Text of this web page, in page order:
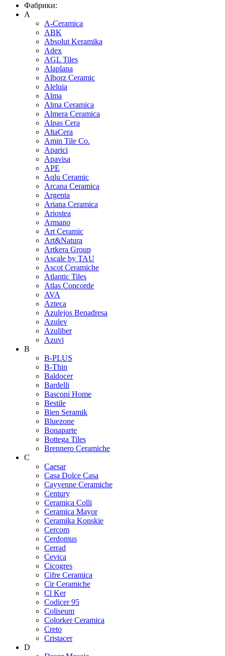
Фабрики:
A
A-Ceramica
ABK
Absolut Keramika
Adex
AGL Tiles
Alaplana
Alborz Ceramic
Aleluia
Alma
Alma Ceramica
Almera Ceramica
Alpas Cera
AltaCera
Amin Tile Co.
Aparici
Apavisa
APE
Aqlu Ceramic
Arcana Ceramica
Argenta
Ariana Ceramica
Ariostea
Armano
Art Ceramic
Art&Natura
Artkera Group
Ascale by TAU
Ascot Ceramiche
Atlantic Tiles
Atlas Concorde
AVA
Azteca
Azulejos Benadresa
Azulev
Azuliber
Azuvi
B
B-PLUS
B-Thin
Baldocer
Bardelli
Basconi Home
Bestile
Bien Seramik
Bluezone
Bonaparte
Bottega Tiles
Brennero Ceramiche
C
Caesar
Casa Dolce Casa
Cayyenne Ceramiche
Century
Ceramica Colli
Ceramica Mayor
Ceramika Konskie
Cercom
Cerdomus
Cerrad
Cevica
Cicogres
Cifre Ceramica
Cir Ceramiche
Cl Ker
Codicer 95
Coliseum
Colorker Ceramica
Creto
Cristacer
D